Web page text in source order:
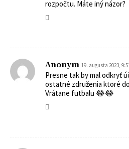
rozpočtu. Máte iný názor?
Anonym 19. augusta 2023,
Presne tak by mal odkryť
ostatné združenia ktoré
Vrátane futbalu 😂😂